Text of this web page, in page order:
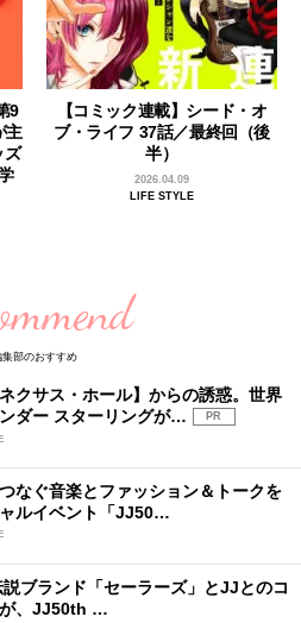
9
主
ズ
【コミック連載】シード・オ
ブ・ライフ 37話／最終回（後
半）
2026.04.09
LIFE STYLE
集部のおすすめ
ネクサス・ホール】からの誘惑。世界
ダー スターリングが…
PR
なぐ音楽とファッション＆トークを
ルイベント「JJ50…
ブランド「セーラーズ」とJJとのコ
が、JJ50th …